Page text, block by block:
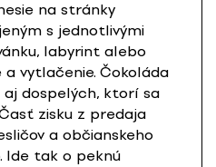
na stránky
s jednotlivými
labyrint alebo
vytlačenie. Čokoláda
dospelých, ktorí sa
zisku z predaja
a občianskeho
Ide tak o peknú